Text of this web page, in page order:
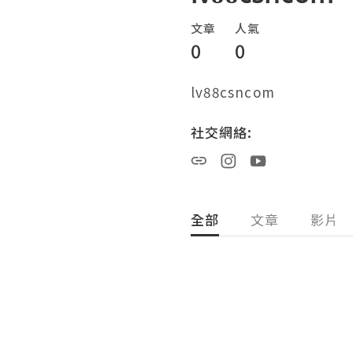
文章
0
人氣
0
lv88csncom
社交網絡:
全部 文章 影片